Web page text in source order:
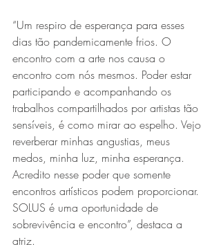
“Um respiro de esperança para esses
dias tão pandemicamente frios. O
encontro com a arte nos causa o
encontro com nós mesmos. Poder estar
participando e acompanhando os
trabalhos compartilhados por artistas tão
sensíveis, é como mirar ao espelho. Vejo
reverberar minhas angustias, meus
medos, minha luz, minha esperança.
Acredito nesse poder que somente
encontros artísticos podem proporcionar.
SOLUS é uma oportunidade de
sobrevivência e encontro”, destaca a
atriz.